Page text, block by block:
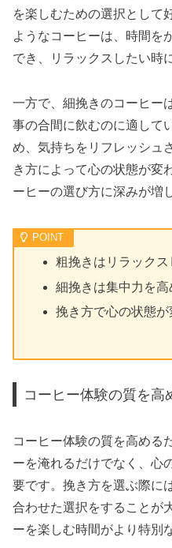
を楽しむための選択として
ようなコーヒーは、時間を
でき、リラックスしたい時
一方で、細挽きのコーヒー
事の合間に飲むのに適して
め、気持ちをリフレッシュ
き方によって心の状態が変
ーヒーの選び方に深みが増
粗挽きはリラック
細挽きは集中力を
挽き方で心の状態
コーヒー体験の質を高
コーヒー体験の質を高める
ーを淹れるだけでなく、心
要です。挽き方を選ぶ際に
合わせた選択をすることが
ーを楽しむ時間がより特別